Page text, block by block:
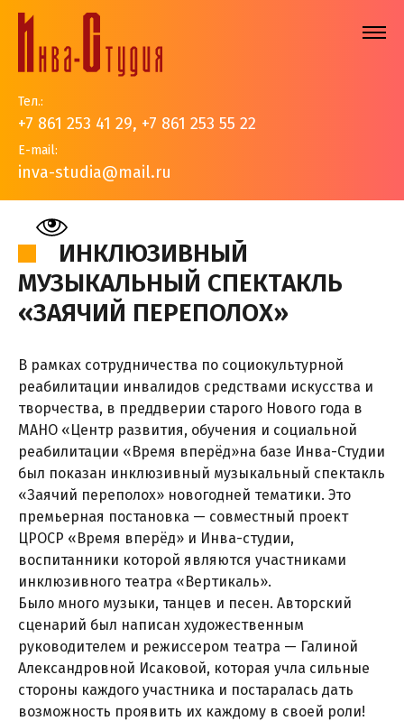
Тел.:
+7 861 253 41 29, +7 861 253 55 22
E-mail:
inva-studia@mail.ru
На главную > События > Новости > Инклюзивный
ИНКЛЮЗИВНЫЙ
МУЗЫКАЛЬНЫЙ СПЕКТАКЛЬ
«ЗАЯЧИЙ ПЕРЕПОЛОХ»
В рамках сотрудничества по социокультурной
реабилитации инвалидов средствами искусства и
творчества, в преддверии старого Нового года в
МАНО «Центр развития, обучения и социальной
реабилитации «Время вперёд»на базе Инва-Студии
был показан инклюзивный музыкальный спектакль
«Заячий переполох» новогодней тематики. Это
премьерная постановка — совместный проект
ЦРОСР «Время вперёд» и Инва-студии,
воспитанники которой являются участниками
инклюзивного театра «Вертикаль».
Было много музыки, танцев и песен. Авторский
сценарий был написан художественным
руководителем и режиссером театра — Галиной
Александровной Исаковой, которая учла сильные
стороны каждого участника и постаралась дать
возможность проявить их каждому в своей роли!